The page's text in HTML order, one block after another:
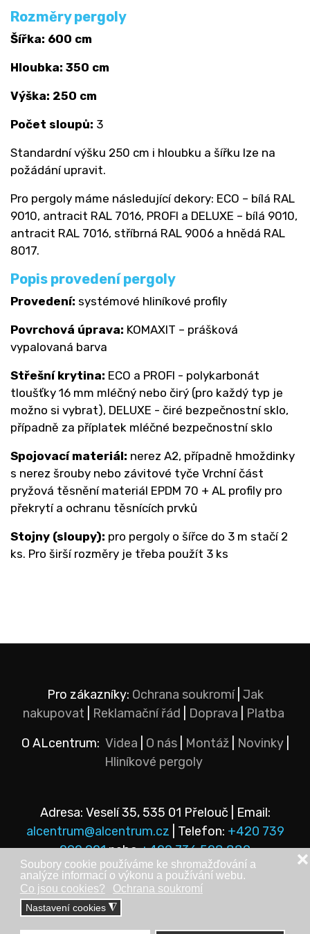
Soubory cookie používáme ke shromažďování a
analýze informací o výkonu a používání webu.
Co jsou cookies?
Ochrana soukromí
Nastavení cookies ◮
❌
Rozměry pergoly
Šířka: 600 cm
Hloubka: 350 cm
Výška: 250 cm
Počet sloupů: 3
Standardní výšku 250 cm i hloubku a šířku lze na
požádání upravit.
Pro pergoly máme následující dekory: ECO – bílá RAL
9010, antracit RAL 7016, PROFI a DELUXE – bílá 9010,
antracit RAL 7016, stříbrná RAL 9006 a hnědá RAL
8017.
Popis provedení pergoly
Provedení: systémové hliníkové profily
Povrchová úprava: KOMAXIT – prášková
vypalovaná barva
Střešní krytina: ECO a PROFI - polykarbonát
tloušťky 16 mm mléčný nebo čirý (pro každý typ je
možno si vybrat), DELUXE - čiré bezpečnostní sklo,
případně za příplatek mléčné bezpečnostní sklo
Spojovací materiál: nerez A2, případně hmoždinky
s nerez šrouby nebo závitové tyče Vrchní část
pryžová těsnění materiál EPDM 70 + AL profily pro
překrytí a ochranu těsnících prvků
Stojny (sloupy): pro pergoly o šířce do 3 m stačí 2
ks. Pro širší rozměry je třeba použít 3 ks
Pro zákazníky: Ochrana soukromí| Jak
nakupovat
Reklamační řád Doprava
Platba
O ALcentrum: Videa O nás| Montáž| Novinky|
Hliníkové pergoly
Adresa: Veselí 35, 535 01 Přelouč | Email:
alcentrum@alcentrum.cz
| Telefon: +420 739
292 921nebo+420 736 528 889
© Copyright 2025 - ALcentrum s.r.o. Veškerá práva vyhrazena.